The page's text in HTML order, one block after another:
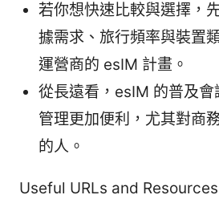
若你想快速比較與選擇，
據需求、旅行頻率與裝置
運營商的 esIM 計畫。
從長遠看，esIM 的普及
管理更加便利，尤其對商
的人。
Useful URLs and Resources